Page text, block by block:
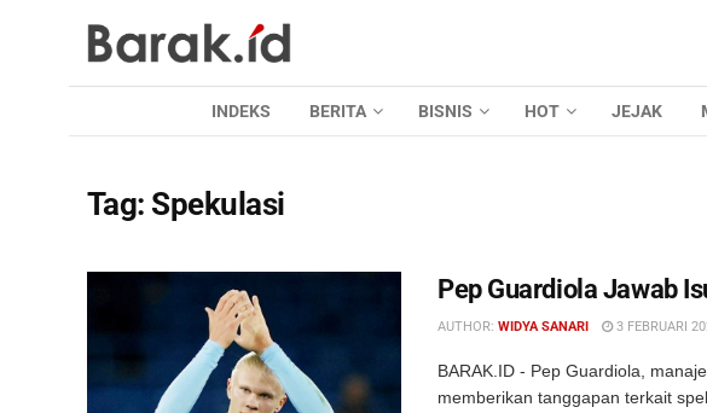
INDEKS BERITA BISNIS HOT JEJAK
Tag: Spekulasi
Pep Guardiola Jawab
AUTHOR: WIDYA SANARI 3 FEBRUARI
BARAK.ID - Pep Guardiola,
memberikan tanggapan terkait